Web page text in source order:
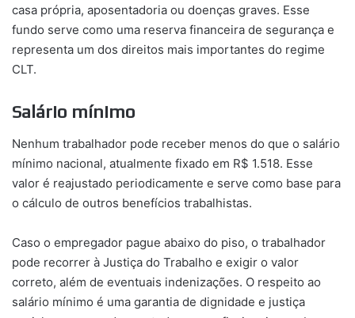
casa própria, aposentadoria ou doenças graves. Esse
fundo serve como uma reserva financeira de segurança e
representa um dos direitos mais importantes do regime
CLT.
Salário mínimo
Nenhum trabalhador pode receber menos do que o salário
mínimo nacional, atualmente fixado em R$ 1.518. Esse
valor é reajustado periodicamente e serve como base para
o cálculo de outros benefícios trabalhistas.
Caso o empregador pague abaixo do piso, o trabalhador
pode recorrer à Justiça do Trabalho e exigir o valor
correto, além de eventuais indenizações. O respeito ao
salário mínimo é uma garantia de dignidade e justiça